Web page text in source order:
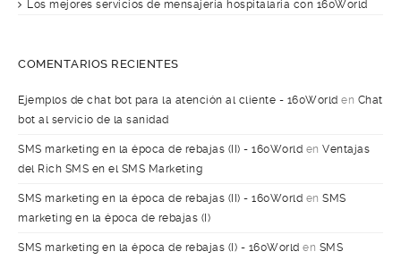
Los mejores servicios de mensajería hospitalaria con 160World
COMENTARIOS RECIENTES
Ejemplos de chat bot para la atención al cliente - 160World en Chat
bot al servicio de la sanidad
SMS marketing en la época de rebajas (II) - 160World en Ventajas
del Rich SMS en el SMS Marketing
SMS marketing en la época de rebajas (II) - 160World en SMS
marketing en la época de rebajas (I)
SMS marketing en la época de rebajas (I) - 160World en SMS